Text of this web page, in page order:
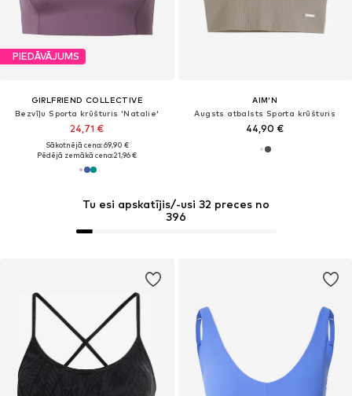
PIEDĀVĀJUMS
GIRLFRIEND COLLECTIVE
Bezvīļu Sporta krūšturis 'Natalie'
24,71 €
Sākotnējā cena: 69,90 €
Pēdējā zemākā cena:21,96 €
AIM'N
Augsts atbalsts Sporta krūšturis
44,90 €
Tu esi apskatījis/-usi 32 preces no
396